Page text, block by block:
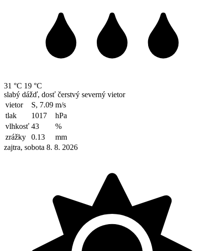
31 °C 19 °C
slabý dážď, dosť čerstvý severný vietor
vietor
S, 7.09 m/s
tlak
1017
hPa
vlhkosť 43
%
zrážky
0.13
mm
zajtra, sobota 8. 8. 2026